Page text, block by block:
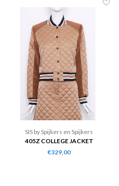
SIS by Spijkers en Spijkers
405Z COLLEGE JACKET
€329,00